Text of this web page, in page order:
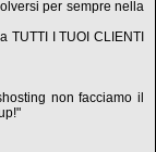
per sempre nella
TUTTI I TUOI CLIENTI
non facciamo il